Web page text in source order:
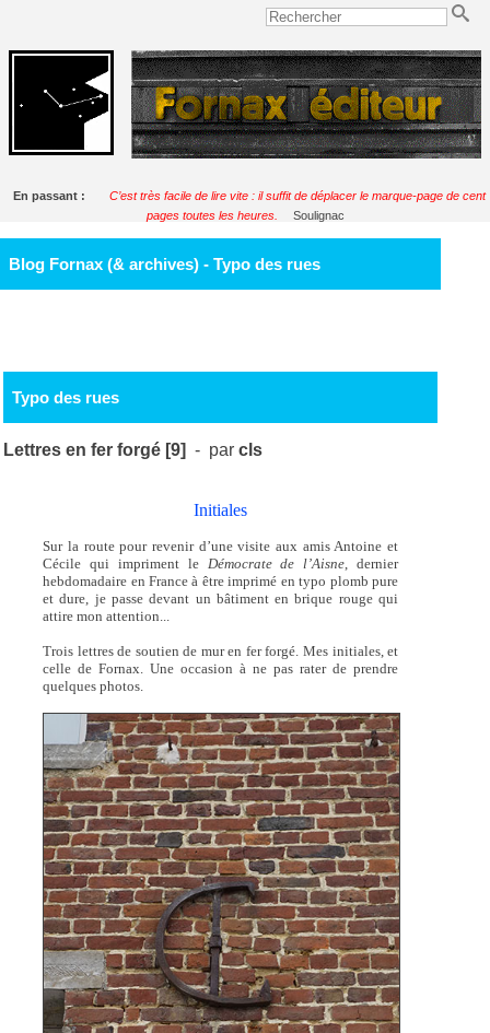
En passant :
C’est très facile de lire vite : il suffit de déplacer le marque-page de cent
pages toutes les heures.
Soulignac
Blog Fornax (& archives) - Typo des rues
Typo des rues
Lettres en fer forgé [9] - parcls
Initiales
Sur la route pour revenir d’une visite aux amis Antoine et
Cécile qui impriment le Démocrate de l’Aisne , dernier
hebdomadaire en France à être imprimé en typo plomb pure
et dure, je passe devant un bâtiment en brique rouge qui
attire mon attention...
Trois lettres de soutien de mur en fer forgé. Mes initiales, et
celle de Fornax. Une occasion à ne pas rater de prendre
quelques photos.